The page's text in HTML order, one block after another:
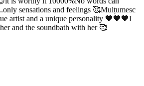
sensations and feelings 🥰Mulțumesc
artist and a unique personality 💙💙💙I
and the soundbath with her 🥰